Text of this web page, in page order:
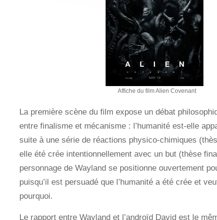
Affiche du film Alien Covenant
La première scène du film expose un débat
entre finalisme et mécanisme : l’humanité est-elle
suite à une série de réactions physico-chimiques
elle été crée intentionnellement avec un but (thèse
personnage de Wayland se positionne ouvertement
puisqu’il est persuadé que l’humanité a été crée et
pourquoi.
Le rapport entre Wayland et l’androïd David est le